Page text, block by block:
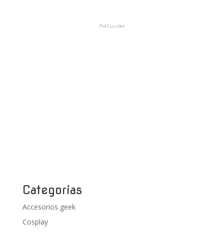
Publicidad
Categorías
Accesorios geek
Cosplay